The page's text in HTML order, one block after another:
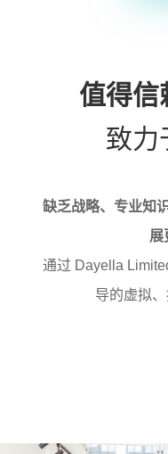
值得信
致力
缺乏战略、专业知
展
通过 Dayella
导的虚拟